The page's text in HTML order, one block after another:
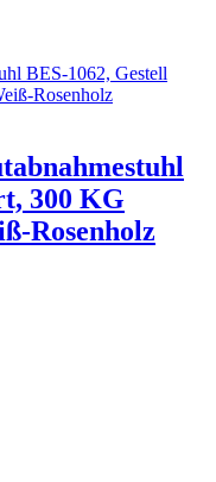
300 KG
Rosenholz